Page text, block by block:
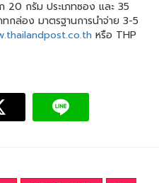
20 กรัม ประเภทซอง และ 35
กล่อง มาตรฐานการนำจ่าย 3-5
หรือ THP